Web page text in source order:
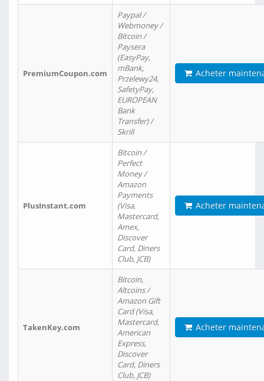
PremiumCoupon.com
Paypal /
Webmoney /
Bitcoin /
Paysera
(EasyPay,
mBank,
Przelewy24,
SafetyPay,
EUROPEAN
Bank
Transfer) /
Skrill
Acheter
PlusInstant.com
Bitcoin /
Perfect
Money /
Amazon
Payments
(Visa,
Mastercard,
Amex,
Discover
Card, Diners
Club, JCB)
Acheter
TakenKey.com
Bitcoin,
Altcoins /
Amazon Gift
Card (Visa,
Mastercard,
American
Express,
Discover
Card, Diners
Club, JCB)
Acheter